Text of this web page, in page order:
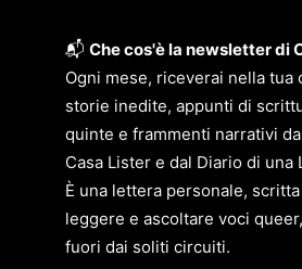
📬 Che cos'è la newsletter di
Ogni mese, riceverai nella tua
storie inedite, appunti di
quinte e frammenti narrativi
Casa Lister e dal Diario di una
È una lettera personale,
leggere e ascoltare voci
fuori dai soliti circuiti.